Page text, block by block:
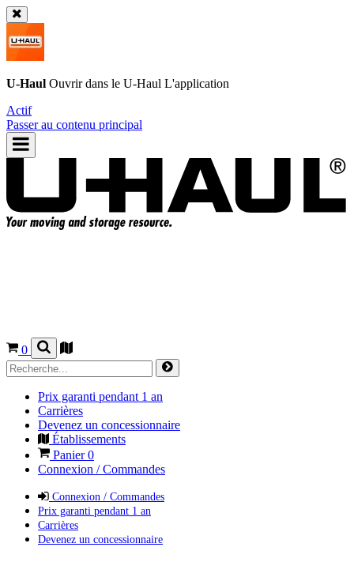
U-Haul Ouvrir dans le U-Haul L'application
Actif
Passer au contenu principal
0
Prix garanti pendant 1 an
Carrières
Devenez un concessionnaire
Établissements
Panier0
Connexion / Commandes
Connexion / Commandes
Prix garanti pendant 1 an
Carrières
Devenez un concessionnaire